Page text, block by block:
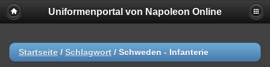
Uniformenportal von Napoleon Online
Startseite / Schlagwort / Schweden - Infanterie